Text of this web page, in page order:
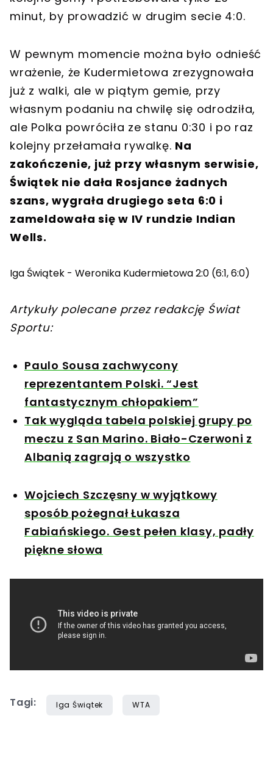
minut, by prowadzić w drugim secie 4:0.
W pewnym momencie można było odnieść
wrażenie, że Kudermietowa zrezygnowała
już z walki, ale w piątym gemie, przy
własnym podaniu na chwilę się odrodziła,
ale Polka powróciła ze stanu 0:30 i po raz
kolejny przełamała rywalkę. Na
zakończenie, już przy własnym serwisie,
Świątek nie dała Rosjance żadnych
szans, wygrała drugiego seta 6:0 i
zameldowała się w IV rundzie Indian
Wells.
Iga Świątek - Weronika Kudermietowa 2:0 (6:1, 6:0)
Artykuły polecane przez redakcję Świat
Sportu:
Paulo Sousa zachwycony
reprezentantem Polski. “Jest
fantastycznym chłopakiem”
Tak wygląda tabela polskiej grupy po
meczu z San Marino. Biało-Czerwoni z
Albanią zagrają o wszystko
Wojciech Szczęsny w wyjątkowy
sposób pożegnał Łukasza
Fabiańskiego. Gest pełen klasy, padły
piękne słowa
Tagi: Iga Świątek WTA